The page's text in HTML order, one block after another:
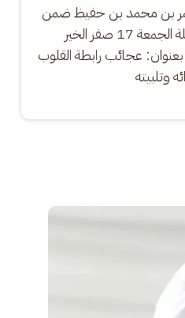
بن محمد بن حفيظ ضمن
سلسلة إرشادات السلوك ليلة الجمعة 17 صفر الخير
بعنوان: عجائب رابطة القلوب
وتلبيته